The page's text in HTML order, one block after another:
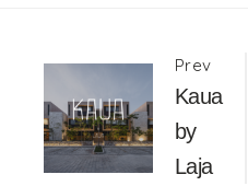
Portfolio
navigation
Prev
Kaua
by
Laja